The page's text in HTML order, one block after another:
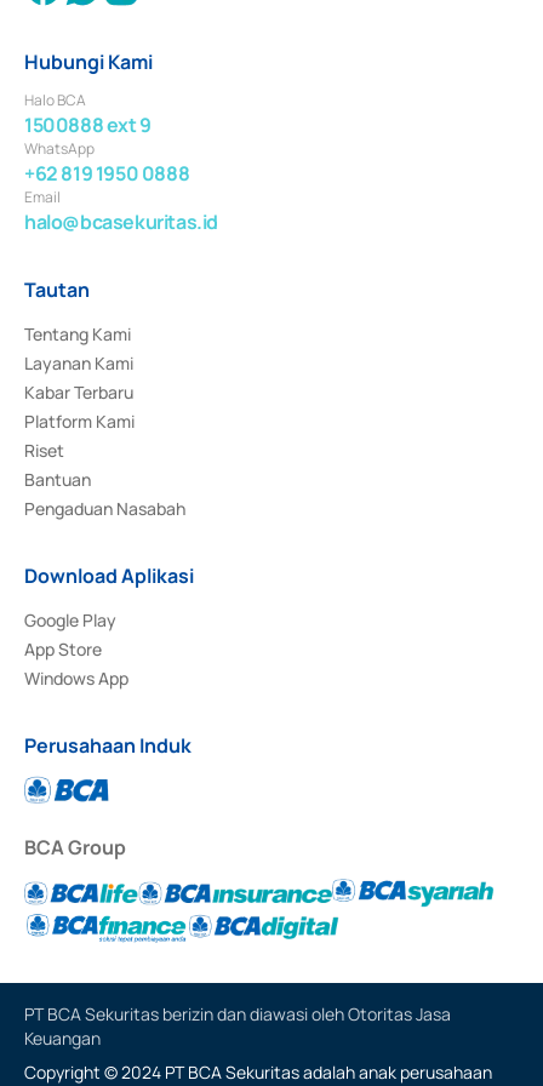
Hubungi Kami
Halo BCA
1500888 ext 9
WhatsApp
+62 819 1950 0888
Email
halo@bcasekuritas.id
Tautan
Tentang Kami
Layanan Kami
Kabar Terbaru
Platform Kami
Riset
Bantuan
Pengaduan Nasabah
Download Aplikasi
Google Play
App Store
Windows App
Perusahaan Induk
BCA Group
PT BCA Sekuritas berizin dan diawasi oleh Otoritas Jasa
Keuangan
Copyright © 2024 PT BCA Sekuritas adalah anak perusahaan